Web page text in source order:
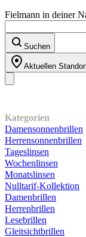
Fielmann in deiner
Suchen
Aktuellen
Kategorien
Damensonnenbrillen
Herrensonnenbrillen
Tageslinsen
Wochenlinsen
Monatslinsen
Nulltarif-Kollektion
Damenbrillen
Herrenbrillen
Lesebrillen
Gleitsichtbrillen